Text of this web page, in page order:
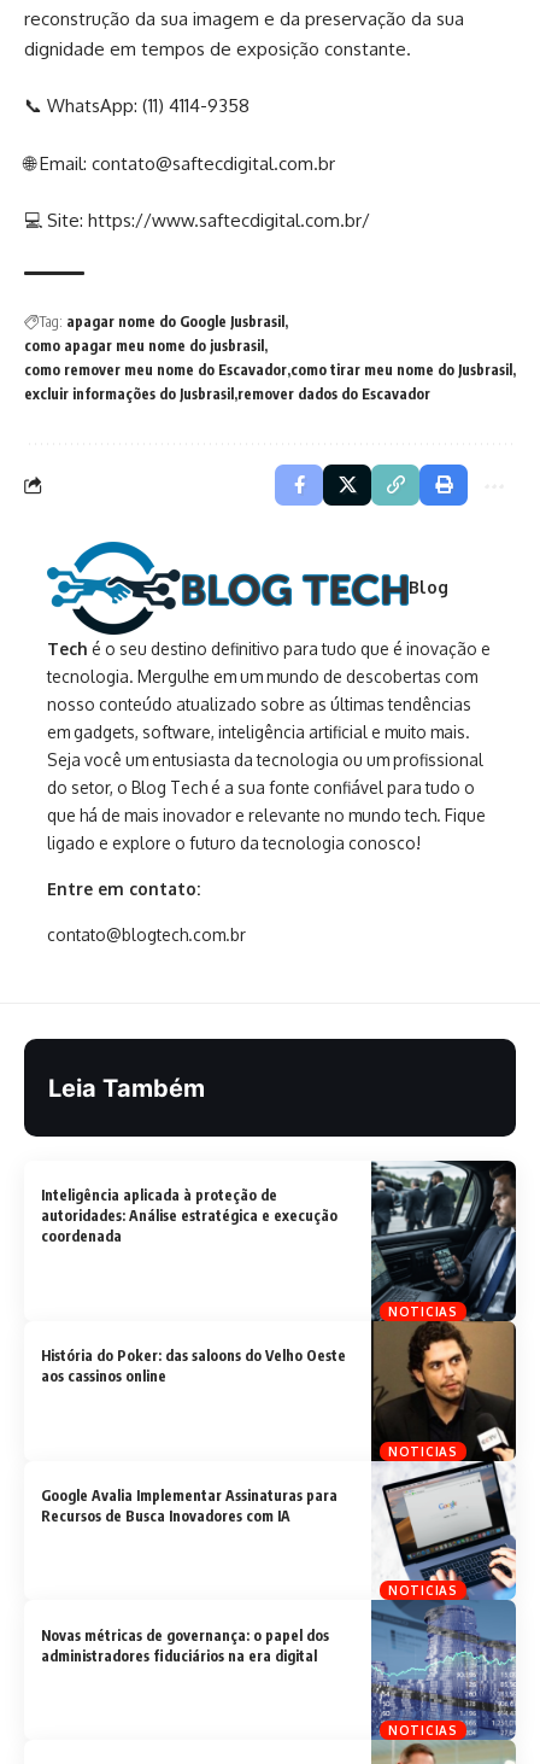
reconstrução da sua imagem e da preservação da sua
dignidade em tempos de exposição constante.
📞 WhatsApp: (11) 4114-9358
🌐 Email: contato@saftecdigital.com.br
💻 Site: https://www.saftecdigital.com.br/
Tag: apagar nome do Google Jusbrasil
como apagar meu nome do jusbrasil
como remover meu nome do Escavador como tirar meu nome do Jusbrasil
excluir informações do Jusbrasil remover dados do Escavador
Blog
Tech é o seu destino definitivo para tudo que é inovação e
tecnologia. Mergulhe em um mundo de descobertas com
nosso conteúdo atualizado sobre as últimas tendências
em gadgets, software, inteligência artificial e muito mais.
Seja você um entusiasta da tecnologia ou um profissional
do setor, o Blog Tech é a sua fonte confiável para tudo o
que há de mais inovador e relevante no mundo tech. Fique
ligado e explore o futuro da tecnologia conosco!
Entre em contato:
contato@blogtech.com.br
Leia Também
NOTICIAS
Inteligência aplicada à proteção de
autoridades: Análise estratégica e execução
coordenada
NOTICIAS
História do Poker: das saloons do Velho Oeste
aos cassinos online
NOTICIAS
Google Avalia Implementar Assinaturas para
Recursos de Busca Inovadores com IA
NOTICIAS
Novas métricas de governança: o papel dos
administradores fiduciários na era digital